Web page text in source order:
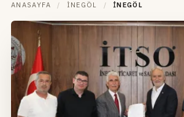
ANASAYFA / İNEGÖL / İNEGÖL